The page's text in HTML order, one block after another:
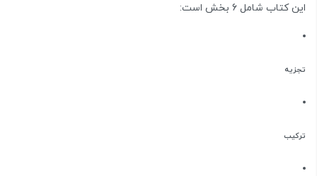
این کتاب شامل 6 بخش است:
تجزیه
ترکیب